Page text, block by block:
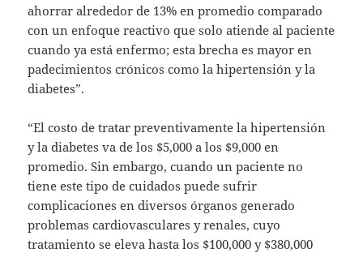
ahorrar alrededor de 13% en promedio comparado
con un enfoque reactivo que solo atiende al paciente
cuando ya está enfermo; esta brecha es mayor en
padecimientos crónicos como la hipertensión y la
diabetes”.
“El costo de tratar preventivamente la hipertensión
y la diabetes va de los $5,000 a los $9,000 en
promedio. Sin embargo, cuando un paciente no
tiene este tipo de cuidados puede sufrir
complicaciones en diversos órganos generado
problemas cardiovasculares y renales, cuyo
tratamiento se eleva hasta los $100,000 y $380,000